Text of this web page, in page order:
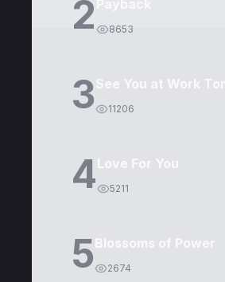
2 8653
3See You at Work
11206
4Love For You
5211
5Blossoms of Power
2674